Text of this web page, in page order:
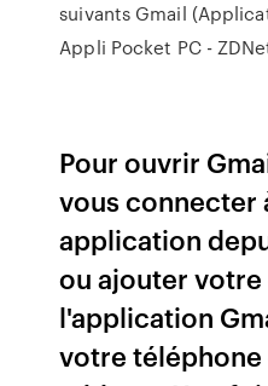
suivants Gmail
Appli Pocket PC -
Pour ouvrir
vous connecter
application
ou ajouter
l'application
votre